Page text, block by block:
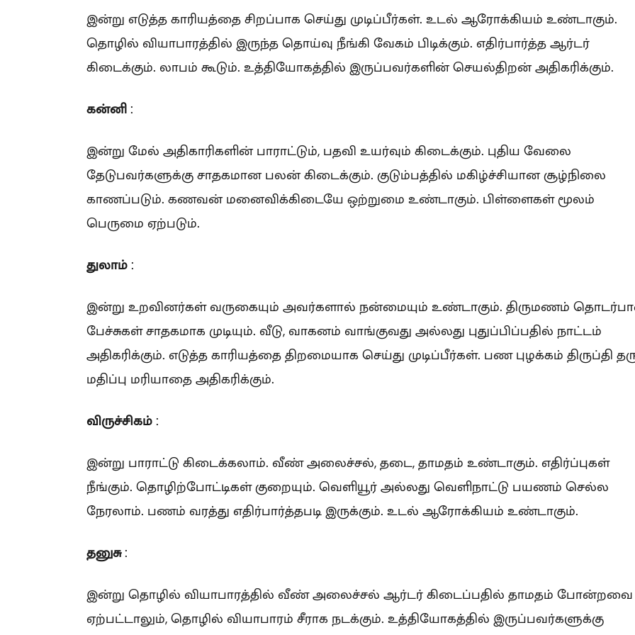
இன்று எடுத்த காரியத்தை சிறப்பாக செய்து முடிப்பீர்கள். உடல் ஆரோக்கியம் உண்டாகும்.
தொழில் வியாபாரத்தில் இருந்த தொய்வு நீங்கி வேகம் பிடிக்கும். எதிர்பார்த்த ஆர்டர்
கிடைக்கும். லாபம் கூடும். உத்தியோகத்தில் இருப்பவர்களின் செயல்திறன் அதிகரிக்கும்.
கன்னி :
இன்று மேல் அதிகாரிகளின் பாராட்டும், பதவி உயர்வும் கிடைக்கும். புதிய வேலை
தேடுபவர்களுக்கு சாதகமான பலன் கிடைக்கும். குடும்பத்தில் மகிழ்ச்சியான சூழ்நிலை
காணப்படும். கணவன் மனைவிக்கிடையே ஒற்றுமை உண்டாகும். பிள்ளைகள் மூலம்
பெருமை ஏற்படும்.
துலாம் :
இன்று உறவினர்கள் வருகையும் அவர்களால் நன்மையும் உண்டாகும். திருமணம்
பேச்சுகள் சாதகமாக முடியும். வீடு, வாகனம் வாங்குவது அல்லது புதுப்பிப்பதில் நாட்டம்
அதிகரிக்கும். எடுத்த காரியத்தை திறமையாக செய்து முடிப்பீர்கள். பண புழக்கம் திருப்தி
மதிப்பு மரியாதை அதிகரிக்கும்.
விருச்சிகம் :
இன்று பாராட்டு கிடைக்கலாம். வீண் அலைச்சல், தடை, தாமதம் உண்டாகும். எதிர்ப்புகள்
நீங்கும். தொழிற்போட்டிகள் குறையும். வெளியூர் அல்லது வெளிநாட்டு பயணம் செல்ல
நேரலாம். பணம் வரத்து எதிர்பார்த்தபடி இருக்கும். உடல் ஆரோக்கியம் உண்டாகும்.
தனுசு:
இன்று தொழில் வியாபாரத்தில் வீண் அலைச்சல் ஆர்டர் கிடைப்பதில் தாமதம் போன்றவை
ஏற்பட்டாலும், தொழில் வியாபாரம் சீராக நடக்கும். உத்தியோகத்தில் இருப்பவர்களுக்கு